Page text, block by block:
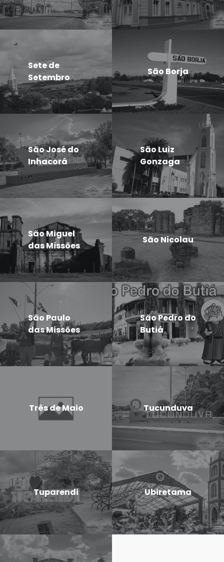
Sete de
Setembro
São Borja
São José do
Inhacorá
São Luiz
Gonzaga
São Miguel
das Missões
São Nicolau
São Paulo
das Missões
São Pedro do
Butiá
Três de Maio Tucunduva
Tuparendi Ubiretama